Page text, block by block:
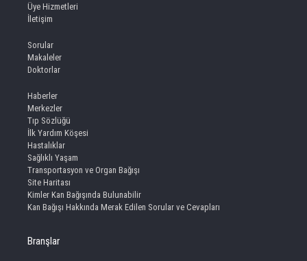
Üye Hizmetleri
İletişim
Sorular
Makaleler
Doktorlar
Haberler
Merkezler
Tıp Sözlüğü
İlk Yardım Köşesi
Hastalıklar
Sağlıklı Yaşam
Transportasyon ve Organ Bağışı
Site Haritası
Kimler Kan Bağışında Bulunabilir
Kan Bağışı Hakkında Merak Edilen Sorular ve Cevapları
Branşlar